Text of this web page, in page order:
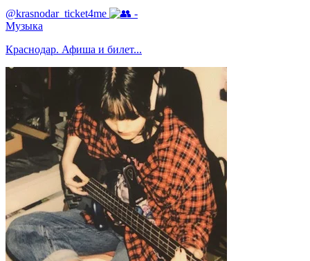
@krasnodar_ticket4me
-
Музыка
Краснодар. Афиша и билет...